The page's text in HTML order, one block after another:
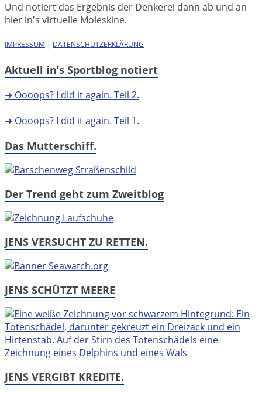
Und notiert das Ergebnis der Denkerei dann ab und an
hier in's virtuelle Moleskine.
IMPRESSUM | DATENSCHUTZERKLÄRUNG
Aktuell in’s Sportblog notiert
➜ Oooops? I did it again. Teil 2.
➜ Oooops? I did it again. Teil 1.
Das Mutterschiff.
Der Trend geht zum Zweitblog
JENS VERSUCHT ZU RETTEN.
JENS SCHÜTZT MEERE
JENS VERGIBT KREDITE.